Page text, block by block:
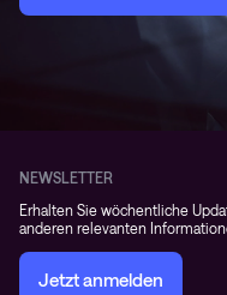
NEWSLETTER
Erhalten Sie wöchentliche
anderen relevanten
Jetzt anmelden